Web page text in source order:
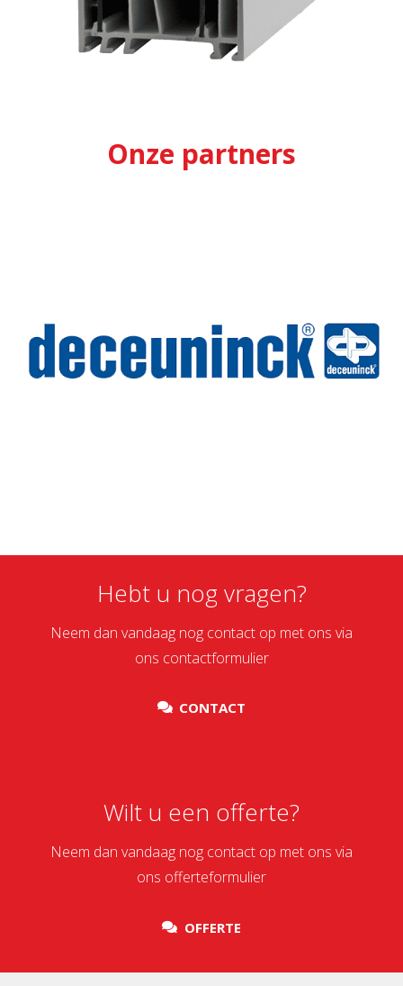
Onze partners
Wilms
Hebt u nog vragen?
Neem dan vandaag nog contact op met ons via
ons contactformulier
CONTACT
Wilt u een offerte?
Neem dan vandaag nog contact op met ons via
ons offerteformulier
OFFERTE